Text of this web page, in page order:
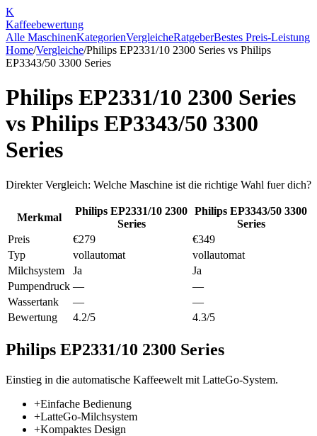
K
Kaffeebewertung
Alle MaschinenKategorienVergleicheRatgeberBestes Preis-Leistung
Home/Vergleiche/Philips EP2331/10 2300 Series vs Philips
EP3343/50 3300 Series
Philips EP2331/10 2300 Series
vs Philips EP3343/50 3300
Series
Direkter Vergleich: Welche Maschine ist die richtige Wahl fuer dich?
Merkmal
Philips EP2331/10 2300
Series
Philips EP3343/50 3300
Series
Preis
€279
€349
Typ
vollautomat
vollautomat
Milchsystem
Ja
Ja
Pumpendruck —
—
Wassertank
—
—
Bewertung
4.2/5 4.3/5
Philips EP2331/10 2300 Series
Einstieg in die automatische Kaffeewelt mit LatteGo-System.
+Einfache Bedienung
+LatteGo-Milchsystem
+Kompaktes Design